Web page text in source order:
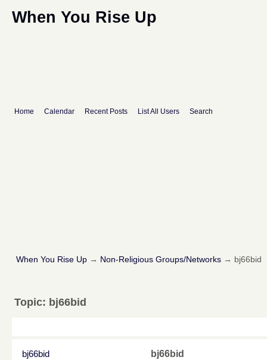
When You Rise Up
Home Calendar Recent Posts List All Users Search
When You Rise Up → Non-Religious Groups/Networks→ bj66bid
Topic: bj66bid
bj66bid bj66bid